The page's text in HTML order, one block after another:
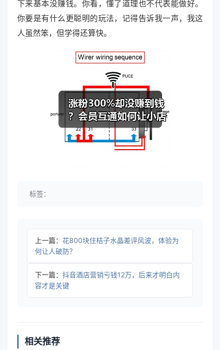
下来基本没赚钱。你看，懂了道理也不代表能做好。
你要是有什么更聪明的玩法，记得告诉我一声，我这
人虽然笨，但学得还算快。
标签：
上一篇： 花800块住桔子水晶差评风波，体验为
何让人破防？
下一篇： 抖音酒店营销亏钱12万，后来才明白内
容才是关键
相关推荐